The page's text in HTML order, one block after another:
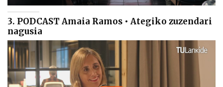
3. PODCAST Amaia Ramos • Ategiko zuzendari
nagusia